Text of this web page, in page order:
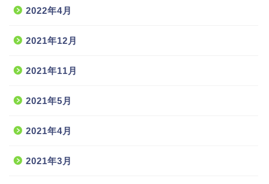
2022年4月
2021年12月
2021年11月
2021年5月
2021年4月
2021年3月